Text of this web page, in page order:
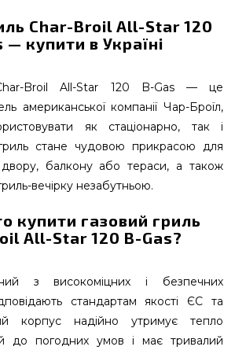
Char-Broil All-Star 120
— купити в Україні
Broil All-Star 120 B-Gas — це
американської компанії Чар-Броїл,
як стаціонарно, так і
стане чудовою прикрасою для
балкону або тераси, а також
вечірку незабутньою.
купити газовий гриль
All-Star 120 B-Gas?
з високоміцних і безпечних
стандартам якості ЄС та
корпус надійно утримує тепло
до погодних умов і має тривалий